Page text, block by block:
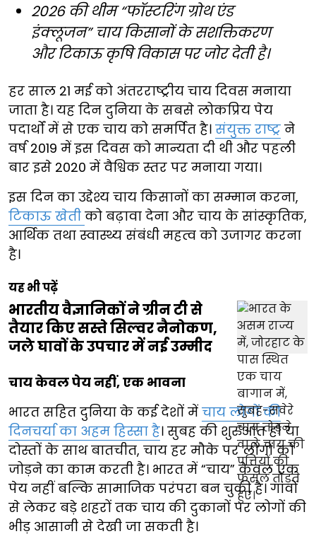
2026 की थीम “फॉस्टरिंग ग्रोथ एंड
इंक्लूजन” चाय किसानों के सशक्तिकरण
और टिकाऊ कृषि विकास पर जोर देती है।
हर साल 21 मई को अंतरराष्ट्रीय चाय दिवस मनाया
जाता है। यह दिन दुनिया के सबसे लोकप्रिय पेय
पदार्थों में से एक चाय को समर्पित है। संयुक्त राष्ट्र ने
वर्ष 2019 में इस दिवस को मान्यता दी थी और पहली
बार इसे 2020 में वैश्विक स्तर पर मनाया गया।
इस दिन का उद्देश्य चाय किसानों का सम्मान करना,
टिकाऊ खेती को बढ़ावा देना और चाय के सांस्कृतिक,
आर्थिक तथा स्वास्थ्य संबंधी महत्व को उजागर करना
है।
यह भी पढ़ें
भारतीय वैज्ञानिकों ने ग्रीन टी से
तैयार किए सस्ते सिल्वर नैनोकण,
जले घावों के उपचार में नई उम्मीद
चाय केवल पेय नहीं, एक भावना
भारत सहित दुनिया के कई देशों में चाय लोगों की
दिनचर्या का अहम हिस्सा है। सुबह की शुरुआत हो या
दोस्तों के साथ बातचीत, चाय हर मौके पर लोगों को
जोड़ने का काम करती है। भारत में “चाय” केवल एक
पेय नहीं बल्कि सामाजिक परंपरा बन चुकी है। गांवों
से लेकर बड़े शहरों तक चाय की दुकानों पर लोगों की
भीड़ आसानी से देखी जा सकती है।